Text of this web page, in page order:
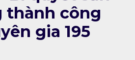
thành công
gia 195